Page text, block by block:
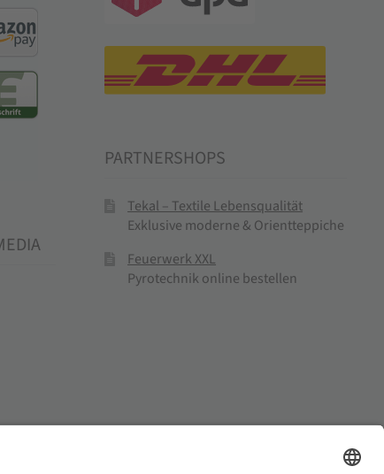
PARTNERSHOPS
Tekal – Textile Lebensqualität
Exklusive moderne & Orientteppiche
Feuerwerk XXL
Pyrotechnik online bestellen